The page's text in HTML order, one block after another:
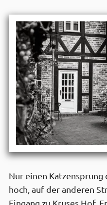
Nur einen
hoch, auf der anderen